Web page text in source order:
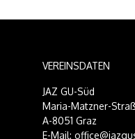
VEREINSDATEN
JAZ GU-Süd
Maria-Matzner-
A-8051 Graz
E-Mail: